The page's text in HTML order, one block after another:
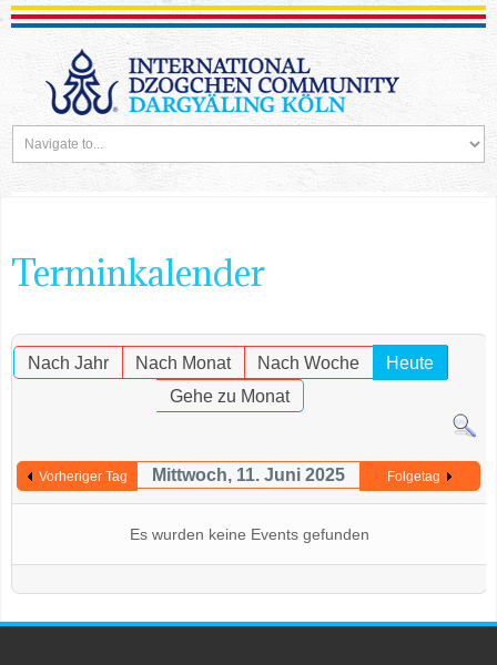
Terminkalender
Nach Jahr Nach Monat Nach Woche
Heute
Gehe zu Monat
Vorheriger Tag Mittwoch, 11. Juni 2025 Folgetag
Es wurden keine Events gefunden